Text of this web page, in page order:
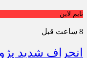
تایم لاین
8 ساعت قبل